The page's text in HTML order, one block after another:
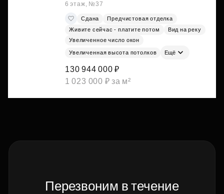
6 этаж, №37
Сдана
Предчистовая отделка
Живите сейчас - платите потом
Вид на реку
Увеличенное число окон
Увеличенная высота потолков Ещё
130 944 000 ₽
1 023 000 ₽ за м²
Перезвоним в течение